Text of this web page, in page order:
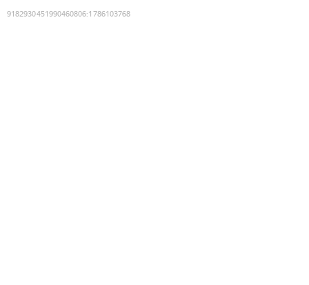
9182930451990460806:1786103768